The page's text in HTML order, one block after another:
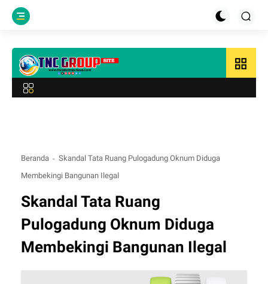
grid_view
Beranda
Skandal Tata Ruang Pulogadung Oknum Diduga
Membekingi Bangunan Ilegal
Skandal Tata Ruang
Pulogadung Oknum Diduga
Membekingi Bangunan Ilegal